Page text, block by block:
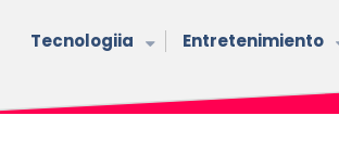
Tecnologiia Entretenimiento